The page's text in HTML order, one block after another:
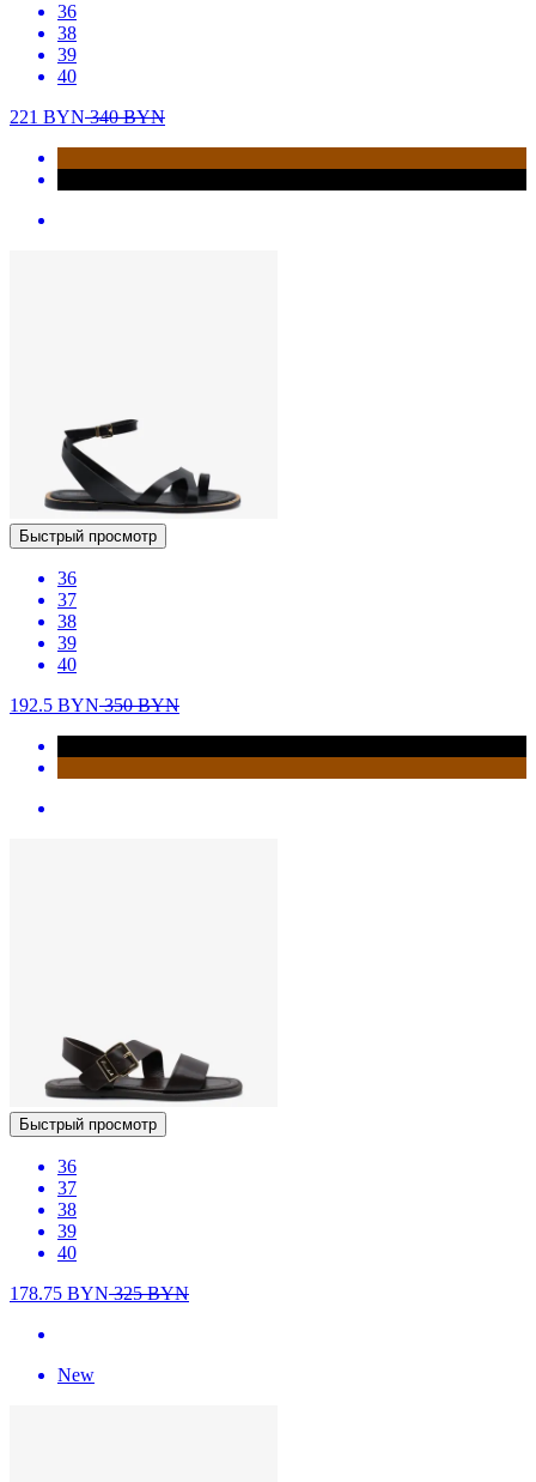
36
38
39
40
221 BYN340BYN
Быстрый просмотр
36
37
38
39
40
192.5 BYN350BYN
Быстрый просмотр
36
37
38
39
40
178.75 BYN325BYN
New